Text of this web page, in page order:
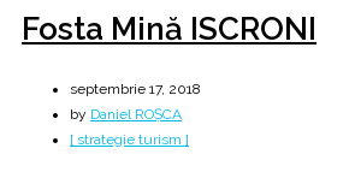
Fosta Mină ISCRONI
septembrie 17, 2018
by Daniel ROȘCA
[ strategie turism ]